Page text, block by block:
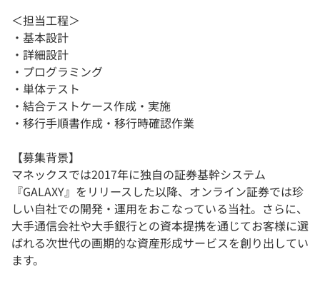
＜担当工程＞
・基本設計
・詳細設計
・プログラミング
・単体テスト
・結合テストケース作成・実施
・移行手順書作成・移行時確認作業
【募集背景】
マネックスでは2017年に独自の証券基幹システム
『GALAXY』をリリースした以降、オンライン証券では珍
しい自社での開発・運用をおこなっている当社。さらに、
大手通信会社や大手銀行との資本提携を通じてお客様に選
ばれる次世代の画期的な資産形成サービスを創り出してい
ます。